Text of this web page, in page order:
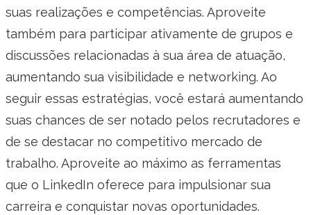
suas realizações e competências. Aproveite
também para participar ativamente de grupos e
discussões relacionadas à sua área de atuação,
aumentando sua visibilidade e networking. Ao
seguir essas estratégias, você estará aumentando
suas chances de ser notado pelos recrutadores e
de se destacar no competitivo mercado de
trabalho. Aproveite ao máximo as ferramentas
que o LinkedIn oferece para impulsionar sua
carreira e conquistar novas oportunidades.